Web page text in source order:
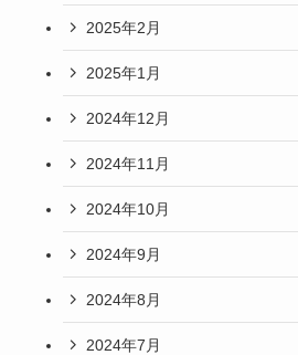
2025年2月
2025年1月
2024年12月
2024年11月
2024年10月
2024年9月
2024年8月
2024年7月